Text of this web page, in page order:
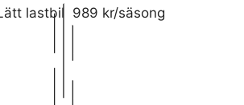
lastbil 989 kr/säsong